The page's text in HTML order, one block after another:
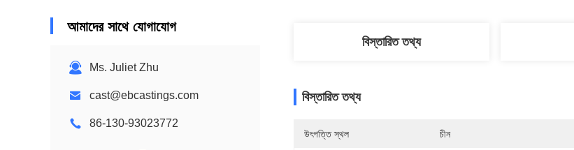
আমাদের সাথে যোগাযোগ
Ms. Juliet Zhu
cast@ebcastings.com
86-130-93023772
বিস্তারিত তথ্য
বিস্তারিত তথ্য
উৎপত্তি স্থল চীন